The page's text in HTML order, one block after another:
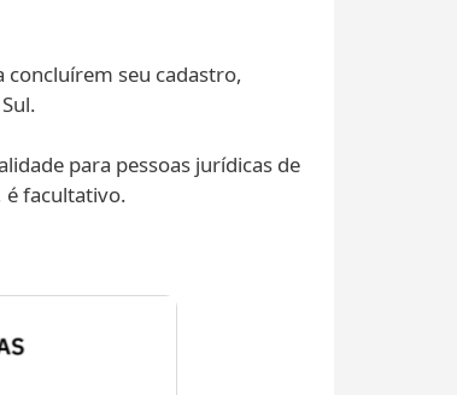
seu cadastro,
para pessoas jurídicas de
é facultativo.